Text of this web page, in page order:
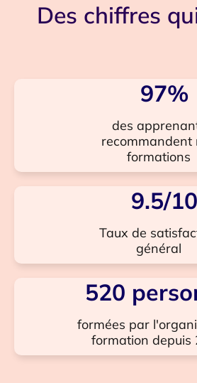
Des chiffres
des
recommandent
formations
97%
Taux de
général
9.5/10
formées par
formation depuis
520